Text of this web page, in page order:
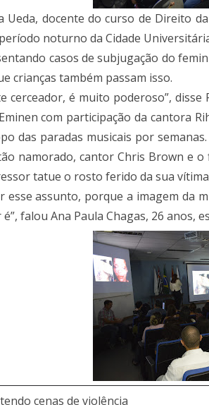
Ueda, docente do curso de Direito
noturno da Cidade
casos de subjugação do
crianças também passam isso.
cerceador, é muito poderoso”,
com participação da cantora
das paradas musicais por
namorado, cantor Chris Brown e
tatue o rosto ferido da sua
esse assunto, porque a imagem da
falou Ana Paula Chagas, 26 anos,
cenas de violência